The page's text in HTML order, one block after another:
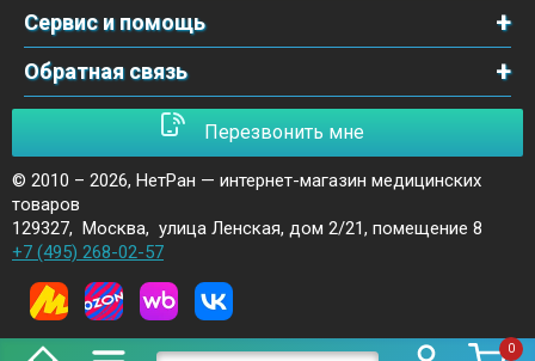
0
Сервис и помощь
Обратная связь
Перезвонить мне
© 2010 – 2026, НетРан — интернет-магазин медицинских
товаров
129327, Москва, улица Ленская, дом 2/21, помещение 8
+7 (495) 268-02-57